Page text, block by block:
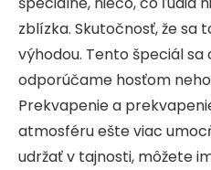
zblízka. Skutočnosť, že sa
výhodou. Tento špeciál
odporúčame hosťom
Prekvapenie a
atmosféru ešte viac
udržať v tajnosti, môžete